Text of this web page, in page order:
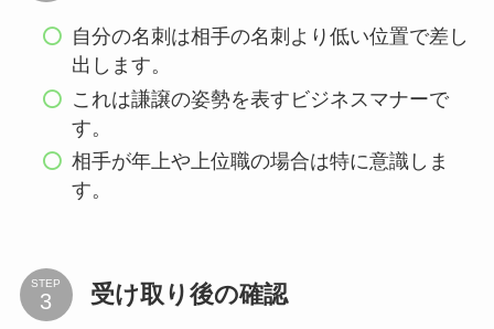
自分の名刺は相手の名刺より低い位置で差し
出します。
これは謙譲の姿勢を表すビジネスマナーで
す。
相手が年上や上位職の場合は特に意識しま
す。
STEP 受け取り後の確認